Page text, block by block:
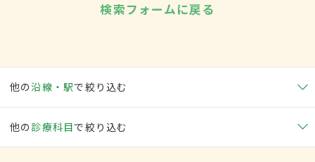
検索フォームに戻る
他の沿線・駅で絞り込む
他の 診療科目で絞り込む